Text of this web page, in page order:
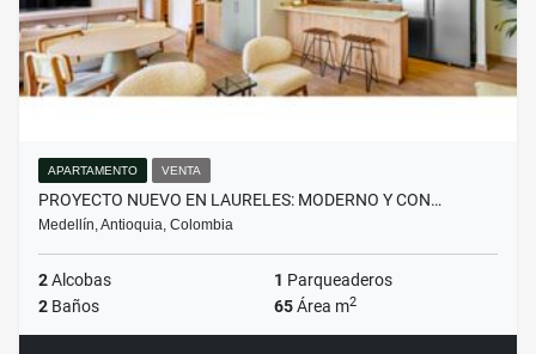
APARTAMENTO VENTA
PROYECTO NUEVO EN LAURELES: MODERNO Y CON…
Medellín, Antioquia, Colombia
2Alcobas 1 Parqueaderos
2 Baños 65Área m2